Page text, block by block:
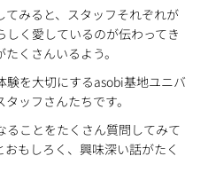
てみると、スタッフそれぞれが
く愛しているのが伝わってき
くさんいるよう。
験を大切にするasobi基地ユニバ
ッフさんたちです。
ことをたくさん質問してみて
もしろく、興味深い話がたく